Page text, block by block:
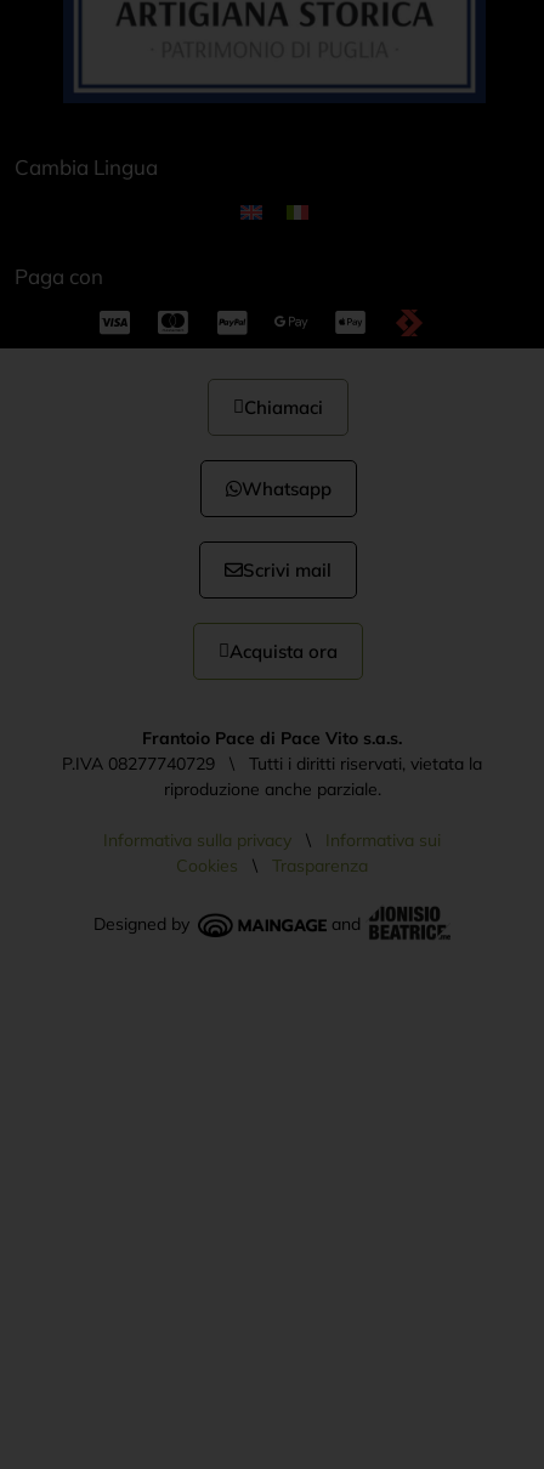
Cambia Lingua
Paga con
Chiamaci
Whatsapp
Scrivi mail
Acquista ora
Frantoio Pace di Pace Vito s.a.s.
P.IVA 08277740729 \ Tutti i diritti riservati, vietata la
riproduzione anche parziale.
Informativa sulla privacy \ Informativa sui
Cookies \ Trasparenza
Designed by and